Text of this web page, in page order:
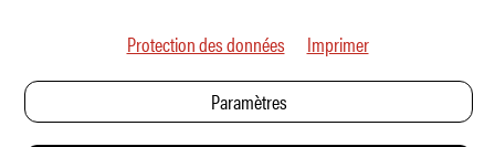
Protection des données Imprimer
Paramètres